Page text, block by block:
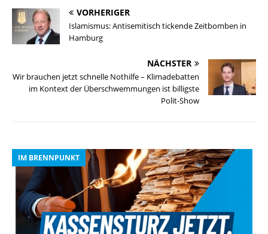
VORHERIGER
Islamismus: Antisemitisch tickende Zeitbomben in
Hamburg
NÄCHSTER
Wir brauchen jetzt schnelle Nothilfe – Klimadebatten
im Kontext der Überschwemmungen ist billigste
Polit-Show
IM BRENNPUNKT